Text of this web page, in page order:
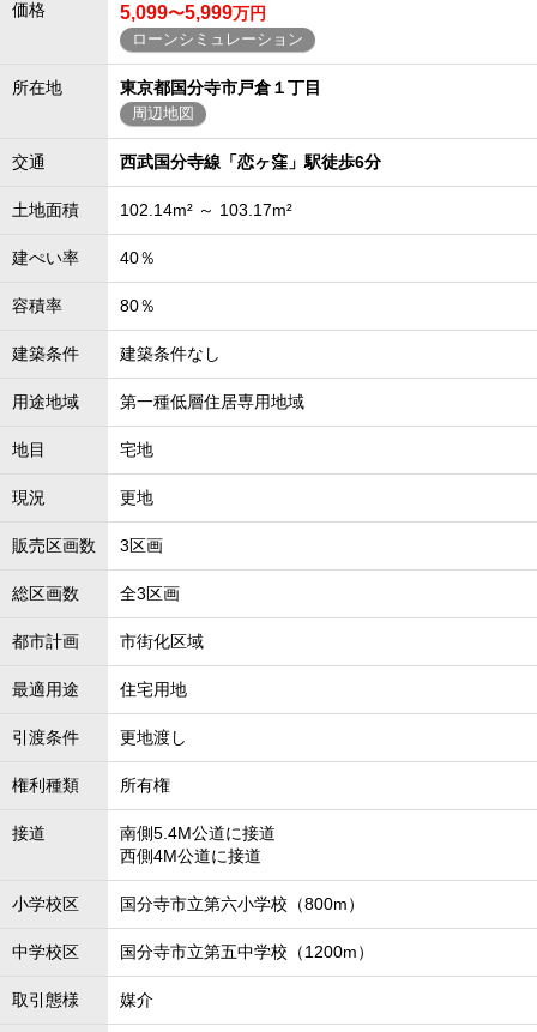
価格 5,099〜5,999万円
ローンシミュレーション
所在地 東京都国分寺市戸倉１丁目
周辺地図
交通 西武国分寺線「恋ヶ窪」駅徒歩6分
土地面積 102.14m² ～ 103.17m²
建ぺい率 40％
容積率 80％
建築条件 建築条件なし
用途地域 第一種低層住居専用地域
地目 宅地
現況 更地
販売区画数 3区画
総区画数 全3区画
都市計画 市街化区域
最適用途 住宅用地
引渡条件 更地渡し
権利種類 所有権
接道
南側5.4M公道に接道
西側4M公道に接道
小学校区 国分寺市立第六小学校（800m）
中学校区 国分寺市立第五中学校（1200m）
取引態様 媒介